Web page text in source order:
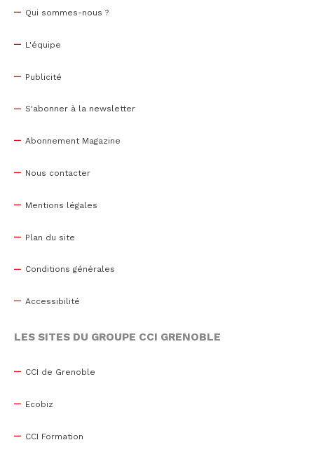
Qui sommes-nous ?
L'équipe
Publicité
S'abonner à la newsletter
Abonnement Magazine
Nous contacter
Mentions légales
Plan du site
Conditions générales
Accessibilité
LES SITES DU GROUPE CCI GRENOBLE
CCI de Grenoble
Ecobiz
CCI Formation